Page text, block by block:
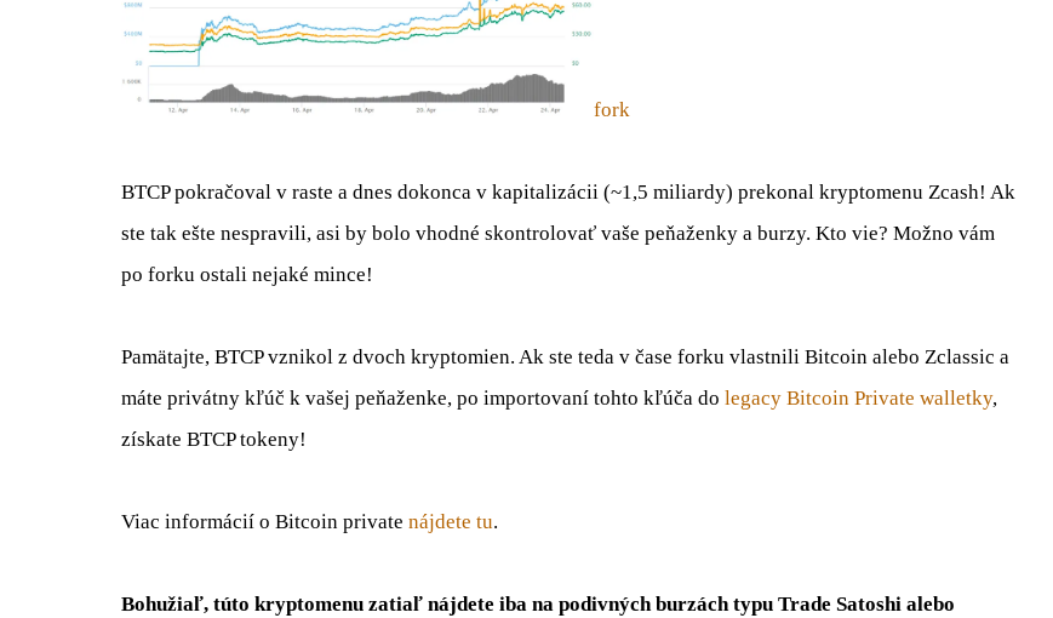
fork
BTCP pokračoval v raste a dnes dokonca v kapitalizácii (~1,5 miliardy) prekonal kryptomenu Zcash! Ak
ste tak ešte nespravili, asi by bolo vhodné skontrolovať vaše peňaženky a burzy. Kto vie? Možno vám
po forku ostali nejaké mince!
Pamätajte, BTCP vznikol z dvoch kryptomien. Ak ste teda v čase forku vlastnili Bitcoin alebo Zclassic a
máte privátny kľúč k vašej peňaženke, po importovaní tohto kľúča do legacy Bitcoin Private walletky,
získate BTCP tokeny!
Viac informácií o Bitcoin private nájdete tu.
Bohužiaľ, túto kryptomenu zatiaľ nájdete iba na podivných burzách typu Trade Satoshi alebo